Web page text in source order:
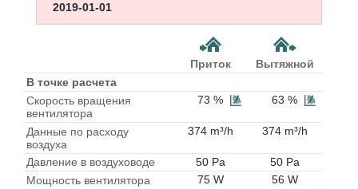
2019-01-01
Приток
Вытяжной
В точке расчета
Скорость вращения
вентилятора
73 % 63 %
Данные по расходу
воздуха
374 m³/h 374 m³/h
Давление в воздуховоде 50 Pa
50 Pa
Мощность вентилятора
75 W
56 W